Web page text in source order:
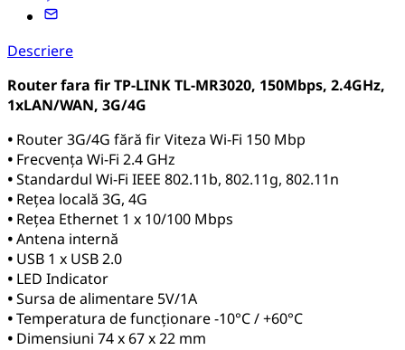
Descriere
Router fara fir TP-LINK TL-MR3020, 150Mbps, 2.4GHz,
1xLAN/WAN, 3G/4G
• Router 3G/4G fără fir Viteza Wi-Fi 150 Mbp
• Frecvența Wi-Fi 2.4 GHz
•Standardul Wi-Fi IEEE 802.11b, 802.11g, 802.11n
• Rețea locală 3G, 4G
• Rețea Ethernet 1 x 10/100 Mbps
•Antena internă
• USB 1 x USB 2.0
• LED Indicator
•Sursa de alimentare 5V/1A
•Temperatura de funcționare -10°C / +60°C
• Dimensiuni 74 x 67 x 22 mm